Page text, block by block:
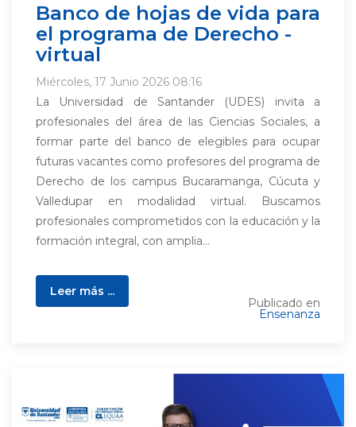
Banco de hojas de vida para
el programa de Derecho -
virtual
Miércoles, 17 Junio 2026 08:16
La Universidad de Santander (UDES) invita a
profesionales del área de las Ciencias Sociales, a
formar parte del banco de elegibles para ocupar
futuras vacantes como profesores del programa de
Derecho de los campus Bucaramanga, Cúcuta y
Valledupar en modalidad virtual. Buscamos
profesionales comprometidos con la educación y la
formación integral, con amplia...
Leer más ...
Publicado en
Ensenanza